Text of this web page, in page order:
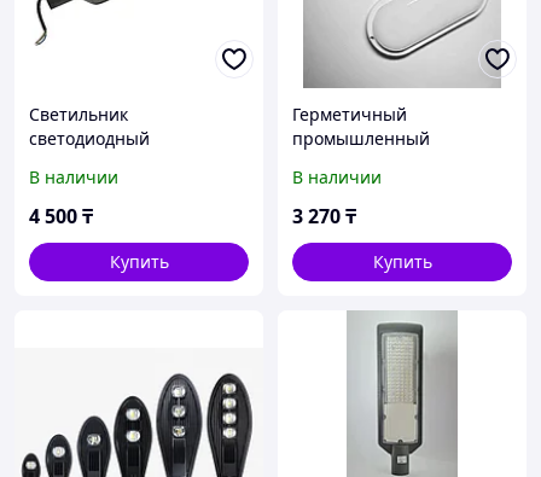
Светильник
светодиодный
В наличии
4 500₸
Купить
Герметичный
промышленный
20 20W\150*48 mm
В наличии
3 270₸
Купить